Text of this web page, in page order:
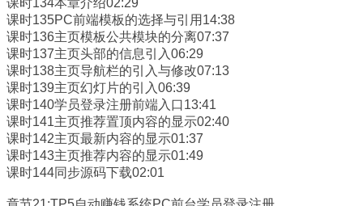
课时134本章介绍02:29
课时135PC前端模板的选择与引用14:38
课时136主页模板公共模块的分离07:37
课时137主页头部的信息引入06:29
课时138主页导航栏的引入与修改07:13
课时139主页幻灯片的引入06:39
课时140学员登录注册前端入口13:41
课时141主页推荐置顶内容的显示02:40
课时142主页最新内容的显示01:37
课时143主页推荐内容的显示01:49
课时144同步源码下载02:01